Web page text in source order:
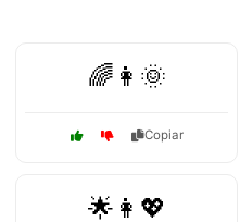
🌈👩🌞
Copiar
🌟👩💖